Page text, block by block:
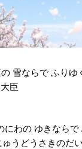
雪ならで ふりゆ
臣
にわの ゆきならで
うどうさきのだ